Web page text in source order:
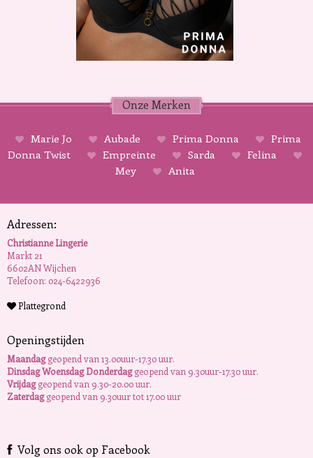
Onze Merken
Marie Jo Aubade Prima Donna
Prima
Donna Twist
Empreinte Sarda
Felina
Mey
Anita
Adressen:
Christianne Lingerie
Markt 21
6602AN Wijchen
Telefoon: 024-6422936
Plattegrond
Openingstijden
Maandaggeopend van 13.00uur-17.30 uur.
Dinsdag Woensdag Donderdaggeopend van 9.30uur-17.30 uur.
Vrijdaggeopend van 9.30-20.00 uur.
Zaterdaggeopend van 9.30uur tot 17.00 uur
Volg ons ook op Facebook